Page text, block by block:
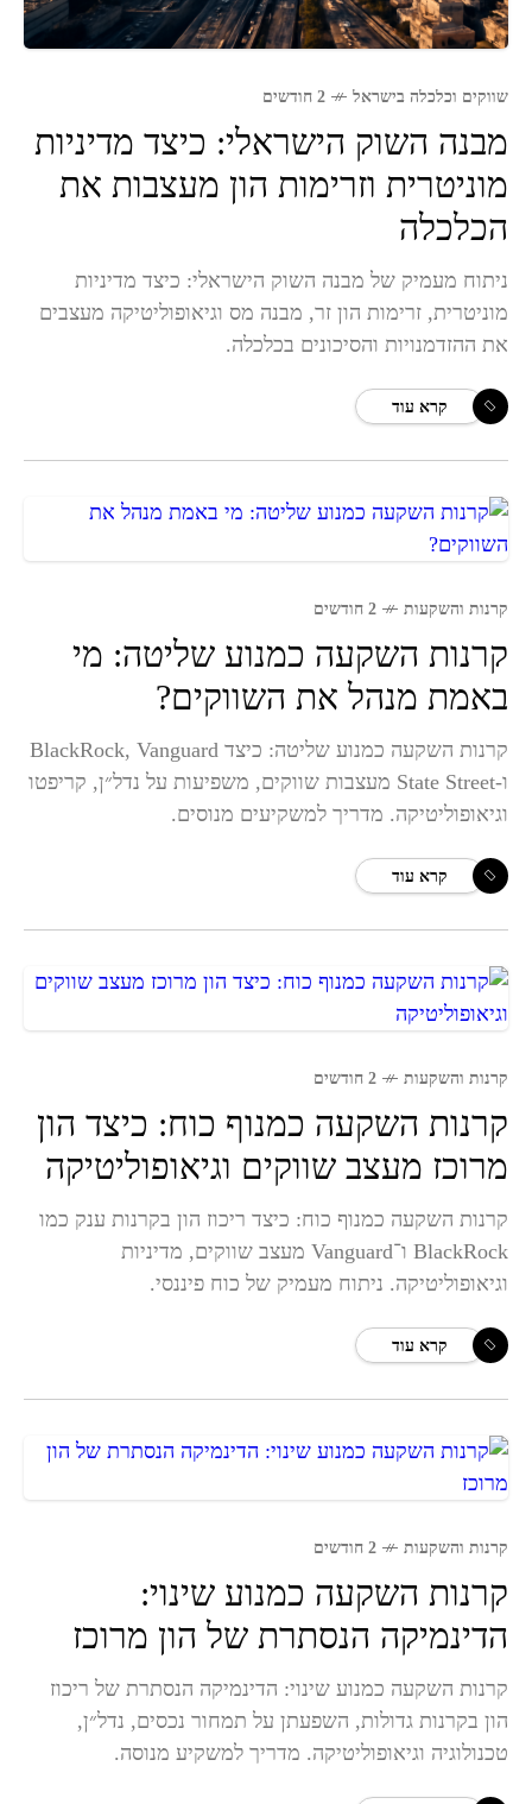
שווקים וכלכלה בישראל 2 חודשים
מבנה השוק הישראלי: כיצד מדיניות
מוניטרית וזרימות הון מעצבות את
הכלכלה
ניתוח מעמיק של מבנה השוק הישראלי: כיצד מדיניות
מוניטרית, זרימות הון זר, מבנה מס וגיאופוליטיקה מעצבים
את ההזדמנויות והסיכונים בכלכלה.
קרא עוד
קרנות והשקעות 2 חודשים
קרנות השקעה כמנוע שליטה: מי
באמת מנהל את השווקים?
קרנות השקעה כמנוע שליטה: כיצד BlackRock, Vanguard
ו-State Street מעצבות שווקים, משפיעות על נדל״ן, קריפטו
וגיאופוליטיקה. מדריך למשקיעים מנוסים.
קרא עוד
קרנות והשקעות 2 חודשים
קרנות השקעה כמנוף כוח: כיצד הון
מרוכז מעצב שווקים וגיאופוליטיקה
קרנות השקעה כמנוף כוח: כיצד ריכוז הון בקרנות ענק כמו
BlackRock ו־Vanguard מעצב שווקים, מדיניות
וגיאופוליטיקה. ניתוח מעמיק של כוח פיננסי.
קרא עוד
קרנות והשקעות 2 חודשים
קרנות השקעה כמנוע שינוי:
הדינמיקה הנסתרת של הון מרוכז
קרנות השקעה כמנוע שינוי: הדינמיקה הנסתרת של ריכוז
הון בקרנות גדולות, השפעתן על תמחור נכסים, נדל״ן,
טכנולוגיה וגיאופוליטיקה. מדריך למשקיע מנוסה.